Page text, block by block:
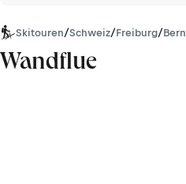
Skitouren/Schweiz/Freiburg/Bern
Wandflue